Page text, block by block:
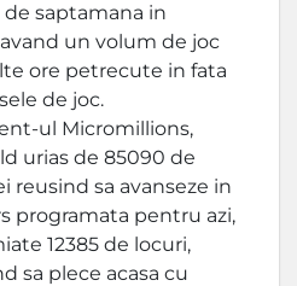
saptamana in
un volum de joc
ore petrecute in fata
de joc.
ul Micromillions,
urias de 85090 de
reusind sa avanseze in
programata pentru azi,
12385 de locuri,
sa plece acasa cu